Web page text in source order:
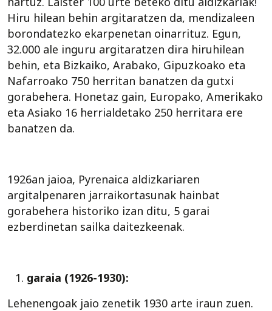
Hiru hilean behin argitaratzen da, mendizaleen
borondatezko ekarpenetan oinarrituz. Egun,
32.000 ale inguru argitaratzen dira hiruhilean
behin, eta Bizkaiko, Arabako, Gipuzkoako eta
Nafarroako 750 herritan banatzen da gutxi
gorabehera. Honetaz gain, Europako, Amerikako
eta Asiako 16 herrialdetako 250 herritara ere
banatzen da.
1926an jaioa, Pyrenaica aldizkariaren
argitalpenaren jarraikortasunak hainbat
gorabehera historiko izan ditu, 5 garai
ezberdinetan sailka daitezkeenak.
garaia (1926-1930):
Lehenengoak jaio zenetik 1930 arte iraun zuen.